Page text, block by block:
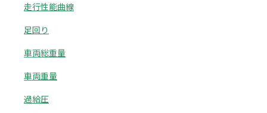
走行性能曲線
足回り
車両総重量
車両重量
過給圧